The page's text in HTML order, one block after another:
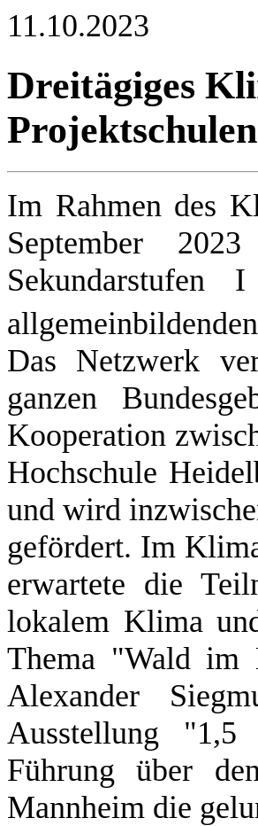
11.10.2023
Dreitägiges
Im Rahmen des
September
Das Netzwerk
ganzen
Kooperation
Hochschule
und wird
gefördert. Im
erwartete die
lokalem Klima
Thema "Wald im
Alexander
Ausstellung
Führung über
Mannheim die